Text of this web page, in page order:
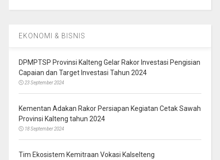
EKONOMI & BISNIS
DPMPTSP Provinsi Kalteng Gelar Rakor Investasi Pengisian
Capaian dan Target Investasi Tahun 2024
23 September 2024
Kementan Adakan Rakor Persiapan Kegiatan Cetak Sawah
Provinsi Kalteng tahun 2024
18 September 2024
Tim Ekosistem Kemitraan Vokasi Kalselteng